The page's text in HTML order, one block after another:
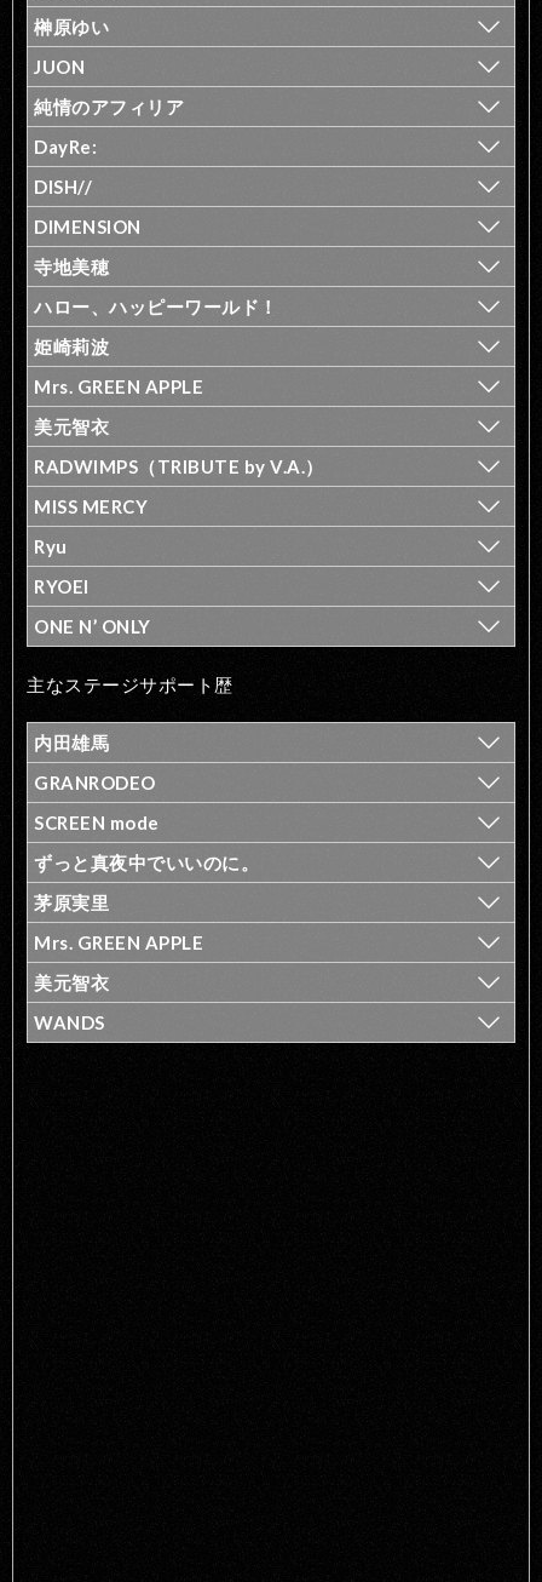
榊原ゆい
JUON
純情のアフィリア
DayRe:
DISH//
DIMENSION
寺地美穂
ハロー、ハッピーワールド！
姫崎莉波
Mrs. GREEN APPLE
美元智衣
RADWIMPS（TRIBUTE by V.A.）
MISS MERCY
Ryu
RYOEI
ONE N’ ONLY
主なステージサポート歴
内田雄馬
GRANRODEO
SCREEN mode
ずっと真夜中でいいのに。
茅原実里
Mrs. GREEN APPLE
美元智衣
WANDS